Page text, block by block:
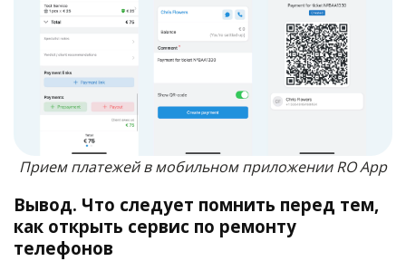
Прием платежей в мобильном приложении RO App
Вывод. Что следует помнить перед тем,
как открыть сервис по ремонту
телефонов